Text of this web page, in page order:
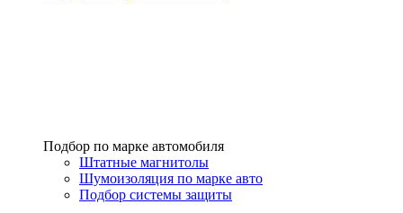
Подбор по марке автомобиля
Штатные магнитолы
Шумоизоляция по марке авто
Подбор системы защиты